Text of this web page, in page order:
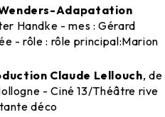
Adapatation
Handke - mes : Gérard
- rôle : rôle principal:Marion
Claude Lellouch, de
- Ciné 13/Théâtre rive
déco